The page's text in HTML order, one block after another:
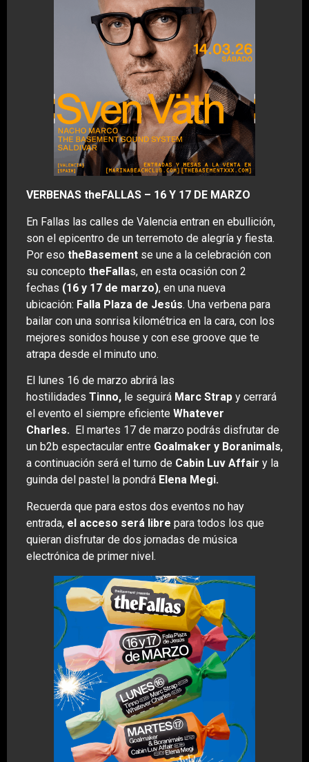
VERBENAS theFALLAS – 16 Y 17 DE MARZO
En Fallas las calles de Valencia entran en ebullición,
son el epicentro de un terremoto de alegría y fiesta.
Por eso theBasement se une a la celebración con
su concepto theFallas, en esta ocasión con 2
fechas (16 y 17 de marzo), en una nueva
ubicación: Falla Plaza de Jesús. Una verbena para
bailar con una sonrisa kilométrica en la cara, con los
mejores sonidos house y con ese groove que te
atrapa desde el minuto uno.
El lunes 16 de marzo abrirá las
hostilidades Tinno, le seguirá Marc Strap y cerrará
el evento el siempre eficiente Whatever
Charles. El martes 17 de marzo podrás disfrutar de
un b2b espectacular entre Goalmaker y Boranimals,
a continuación será el turno de Cabin Luv Affair y la
guinda del pastel la pondrá Elena Megi.
Recuerda que para estos dos eventos no hay
entrada, el acceso será libre para todos los que
quieran disfrutar de dos jornadas de música
electrónica de primer nivel.